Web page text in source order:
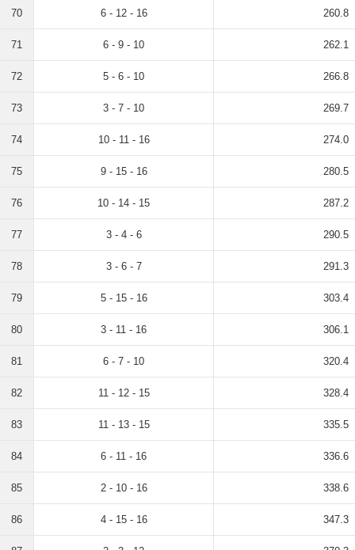
70 6 - 12 - 16 260.8
71 6 - 9 - 10 262.1
72 5 - 6 - 10 266.8
73 3 - 7 - 10 269.7
74 10 - 11 - 16 274.0
75 9 - 15 - 16 280.5
76 10 - 14 - 15 287.2
77 3 - 4 - 6 290.5
78 3 - 6 - 7 291.3
79 5 - 15 - 16 303.4
80 3 - 11 - 16 306.1
81 6 - 7 - 10 320.4
82 11 - 12 - 15 328.4
83 11 - 13 - 15 335.5
84 6 - 11 - 16 336.6
85 2 - 10 - 16 338.6
86 4 - 15 - 16 347.3